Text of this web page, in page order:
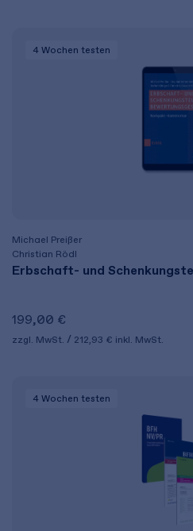
4 Wochen testen
Michael Preißer
Christian Rödl
Erbschaft- und
199,00 €
zzgl. MwSt. 212,93 € inkl. MwSt.
4 Wochen testen